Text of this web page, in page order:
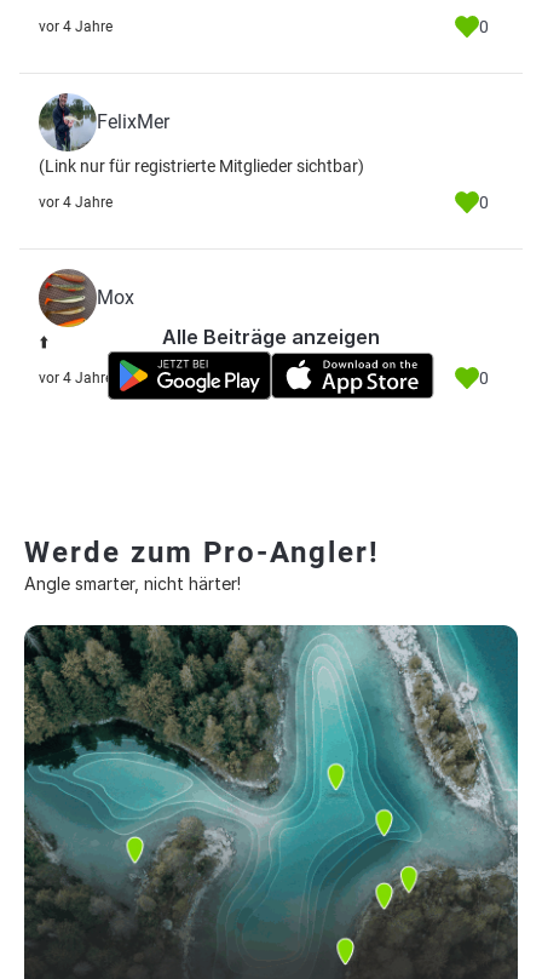
vor 4 Jahre 0
FelixMer
(Link nur für registrierte Mitglieder sichtbar)
vor 4 Jahre 0
Mox
⬆️
vor 4 Jahre 0
Alle Beiträge anzeigen
Werde zum Pro-Angler!
Angle smarter, nicht härter!